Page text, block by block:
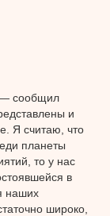
— сообщил
и
Я считаю, что
планеты
то у нас
в
наших
широко,